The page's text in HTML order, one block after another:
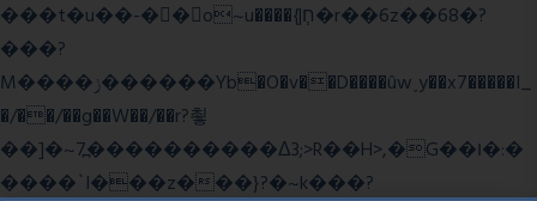
���t�u��-�� o~u����{|ח֧�r��6z��68�?
���?
M����ݫ������Yb�O�v��D����ûw˯y��x7�����I_
�/��/��g��W��/��r?쵷
��]�~7߽����������Δ3;>R��H>,�G��ו�:�
���� `I���z���}?�~k���?